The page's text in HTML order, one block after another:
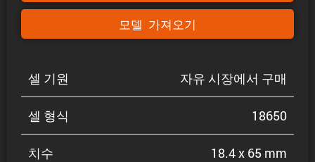
모델 가져오기
셀 기원 자유 시장에서 구매
셀 형식 18650
치수 18.4 x 65 mm